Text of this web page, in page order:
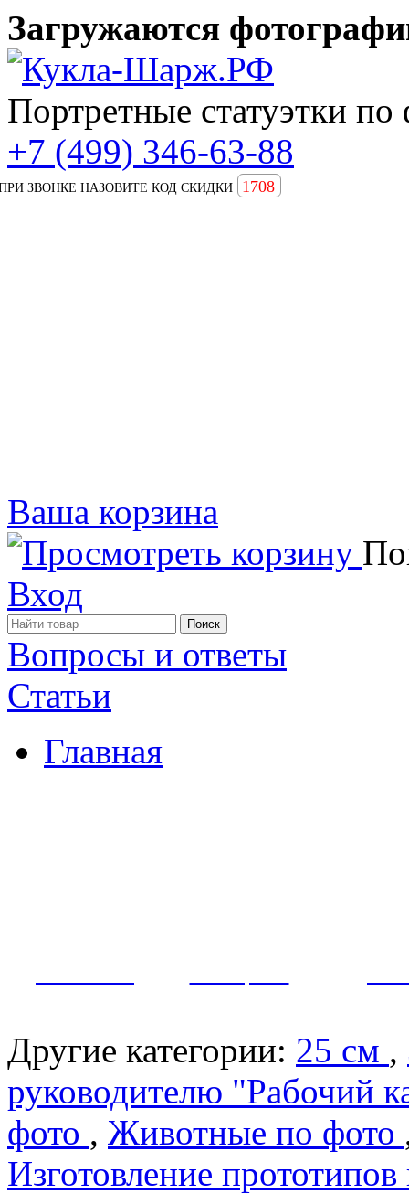
Загружаются
Портретные статуэтки по
+7 (499) 346-63-88
ЗВОНКЕ НАЗОВИТЕ КОД СКИДКИ 1708
Ваша корзина
Вход
Вопросы и ответы
Статьи
Главная
Другие категории: 25 см ,
руководителю "Рабочий
фото , Животные по фото
Изготовление